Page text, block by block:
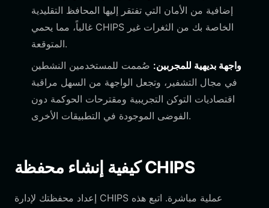
إضافية من الأمان التي تفتقر إليها المحافظ التقليدية
غالباً، مما يحمي CHIPS الخاصة بك من الثغرات غير
المتوقعة.
واجهة بديهية للمجربين: صُممت للمستخدمين النشطين
في مجال التشفير، وتجعل الواجهة من السهل مراقبة
اقتصاديات التوكن التجريبية ومقترحات الحوكمة دون
الفوضى الموجودة في التطبيقات الأخرى.
كيفية إنشاء محفظة CHIPS
إعداد محفظتك لإدارة CHIPS عملية مباشرة. اتبع هذه